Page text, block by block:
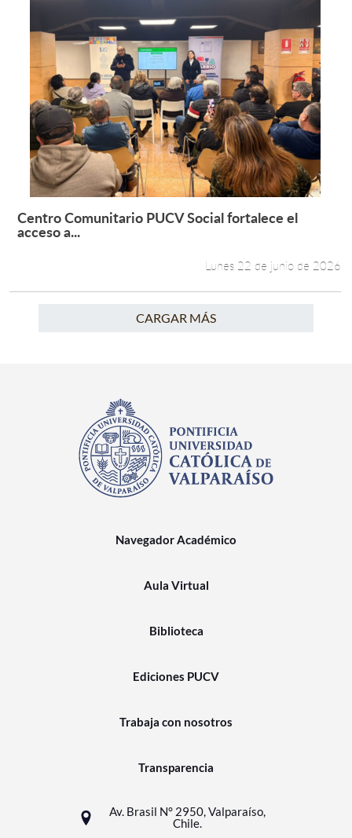
Leer más +
Centro Comunitario PUCV Social fortalece el
acceso a...
Lunes 22 de junio de 2026
CARGAR MÁS
Navegador Académico
Aula Virtual
Biblioteca
Ediciones PUCV
Trabaja con nosotros
Transparencia
Av. Brasil N° 2950, Valparaíso,
Chile.